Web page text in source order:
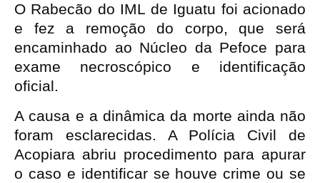
O Rabecão do IML de Iguatu foi acionado
e fez a remoção do corpo, que será
encaminhado ao Núcleo da Pefoce para
exame necroscópico e identificação
oficial.
A causa e a dinâmica da morte ainda não
foram esclarecidas. A Polícia Civil de
Acopiara abriu procedimento para apurar
o caso e identificar se houve crime ou se